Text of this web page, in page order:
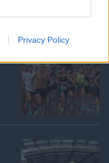
Privacy Policy